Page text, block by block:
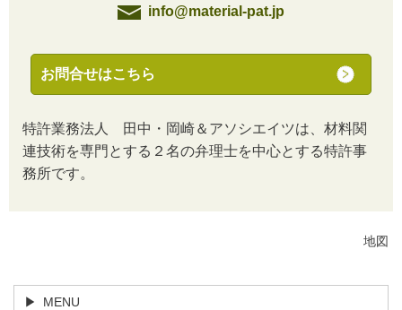
info@material-pat.jp
お問合せはこちら
特許業務法人 田中・岡崎＆アソシエイツは、材料関
連技術を専門とする２名の弁理士を中心とする特許事
務所です。
地図
MENU